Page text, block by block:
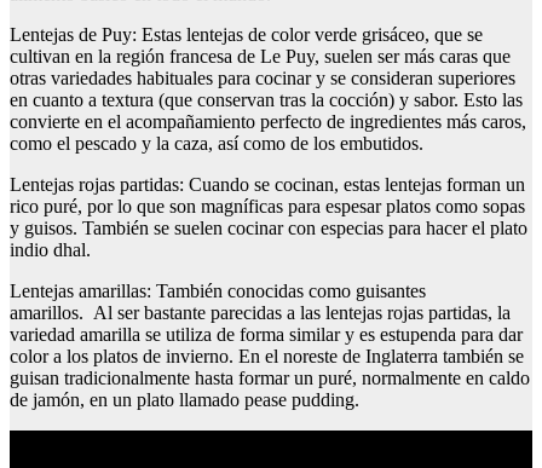
Lentejas de Puy: Estas lentejas de color verde grisáceo, que se
cultivan en la región francesa de Le Puy, suelen ser más caras que
otras variedades habituales para cocinar y se consideran superiores
en cuanto a textura (que conservan tras la cocción) y sabor. Esto las
convierte en el acompañamiento perfecto de ingredientes más caros,
como el pescado y la caza, así como de los embutidos.
Lentejas rojas partidas: Cuando se cocinan, estas lentejas forman un
rico puré, por lo que son magníficas para espesar platos como sopas
y guisos. También se suelen cocinar con especias para hacer el plato
indio dhal.
Lentejas amarillas: También conocidas como guisantes
amarillos. Al ser bastante parecidas a las lentejas rojas partidas, la
variedad amarilla se utiliza de forma similar y es estupenda para dar
color a los platos de invierno. En el noreste de Inglaterra también se
guisan tradicionalmente hasta formar un puré, normalmente en caldo
de jamón, en un plato llamado pease pudding.